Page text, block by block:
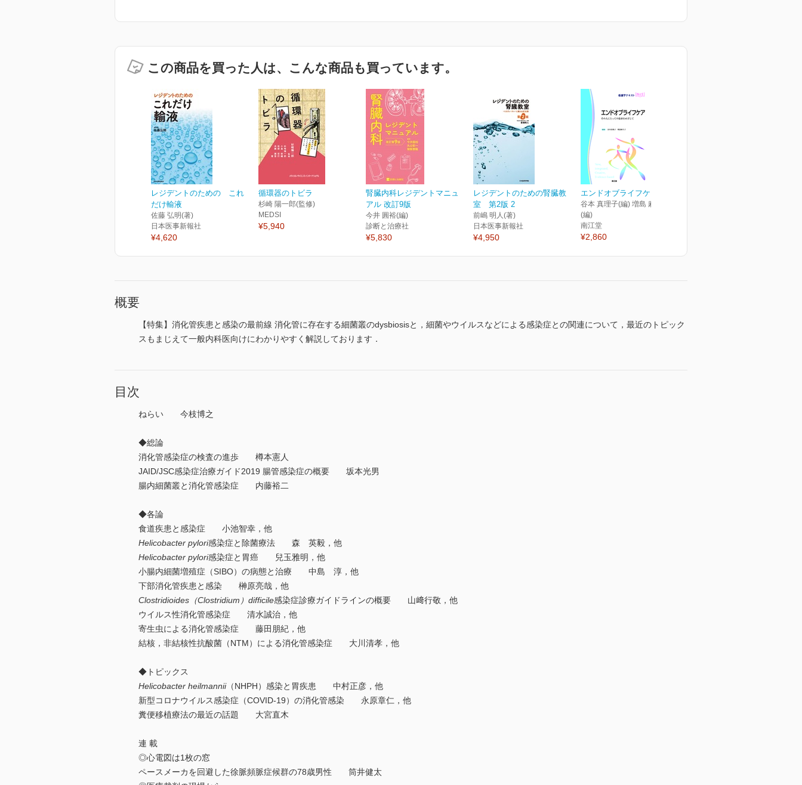
この商品を買った人は、こんな商品も買っています。
レジデントのための これ
だけ輸液
佐藤 弘明(著)
日本医事新報社
¥4,620
循環器のトビラ
杉崎 陽一郎(監修)
MEDSI
¥5,940
腎臓内科レジデントマニュ
アル 改訂9版
今井 圓裕(編)
診断と治療社
¥5,830
レジデントのための腎臓教
室 第2版 2
前嶋 明人(著)
日本医事新報社
¥4,950
エンドオブライフケア
谷本 真理子(編) 増島 麻里子
(編)
南江堂
¥2,860
概要
【特集】消化管疾患と感染の最前線 消化管に存在する細菌叢のdysbiosisと，細菌やウイルスなどによる感染症との関連について，最近のトピック
スもまじえて一般内科医向けにわかりやすく解説しております．
目次
ねらい 今枝博之
◆総論
消化管感染症の検査の進歩 樽本憲人
JAID/JSC感染症治療ガイド2019 腸管感染症の概要 坂本光男
腸内細菌叢と消化管感染症 内藤裕二
◆各論
食道疾患と感染症 小池智幸，他
Helicobacter pylori感染症と除菌療法 森 英毅，他
Helicobacter pylori感染症と胃癌 兒玉雅明，他
小腸内細菌増殖症（SIBO）の病態と治療 中島 淳，他
下部消化管疾患と感染 榊原亮哉，他
Clostridioides（Clostridium）difficile感染症診療ガイドラインの概要 山﨑行敬，他
ウイルス性消化管感染症 清水誠治，他
寄生虫による消化管感染症 藤田朋紀，他
結核，非結核性抗酸菌（NTM）による消化管感染症 大川清孝，他
◆トピックス
Helicobacter heilmannii（NHPH）感染と胃疾患 中村正彦，他
新型コロナウイルス感染症（COVID-19）の消化管感染 永原章仁，他
糞便移植療法の最近の話題 大宮直木
連 載
◎心電図は1枚の窓
ペースメーカを回避した徐脈頻脈症候群の78歳男性 筒井健太